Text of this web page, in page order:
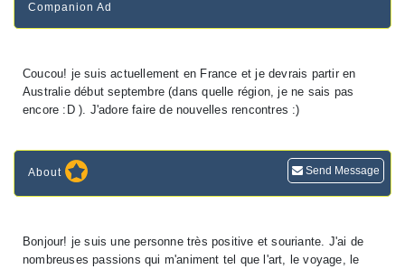
Companion Ad
Coucou! je suis actuellement en France et je devrais partir en
Australie début septembre (dans quelle région, je ne sais pas
About Send Message
Bonjour! je suis une personne très positive et souriante. J'ai de
nombreuses passions qui m'animent tel que l'art, le voyage, le